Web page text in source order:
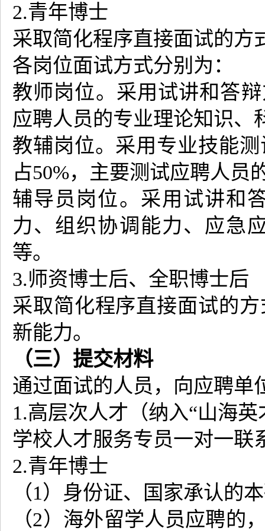
2.青年博士
采取简化程序直接面试的方
各岗位面试方式分别为：
教师岗位。采用试讲和答
应聘人员的专业理论知识、
教辅岗位。采用专业技能
占50%，主要测试应聘人员
辅导员岗位。采用试讲和
力、组织协调能力、应急
等。
3.师资博士后、全职博士后
采取简化程序直接面试的
新能力。
（三）提交材料
通过面试的人员，向应聘单
1.高层次人才（纳入“山海
学校人才服务专员一对一联
2.青年博士
（1）身份证、国家承认的
（2）海外留学人员应聘的